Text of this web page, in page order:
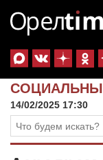
14/02/2025 17:30